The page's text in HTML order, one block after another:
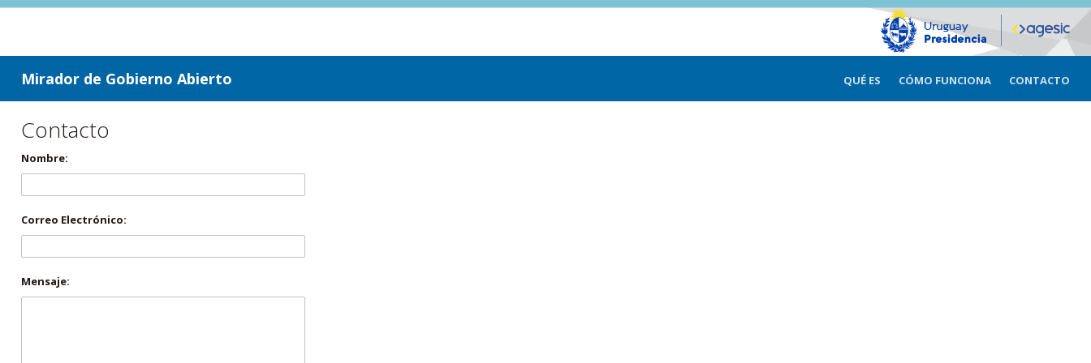
ir a contenido
ir al menú
Mirador de Gobierno Abierto QUÉ ES CÓMO FUNCIONA CONTACTO
Contacto
Nombre:
Correo Electrónico:
Mensaje: